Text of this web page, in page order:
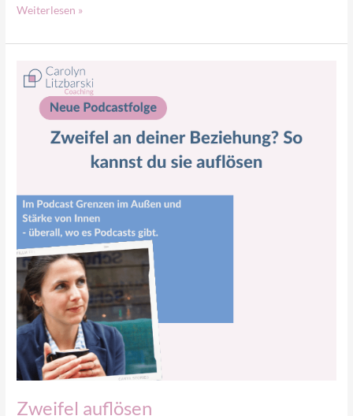
Weiterlesen »
Zweifel auflösen
Zweifel
auflösen